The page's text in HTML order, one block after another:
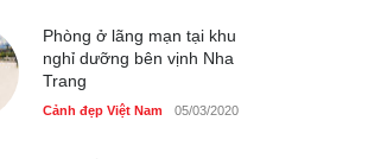
Phòng ở lãng mạn tại khu
nghỉ dưỡng bên vịnh Nha
Trang
Cảnh đẹp Việt Nam 05/03/2020